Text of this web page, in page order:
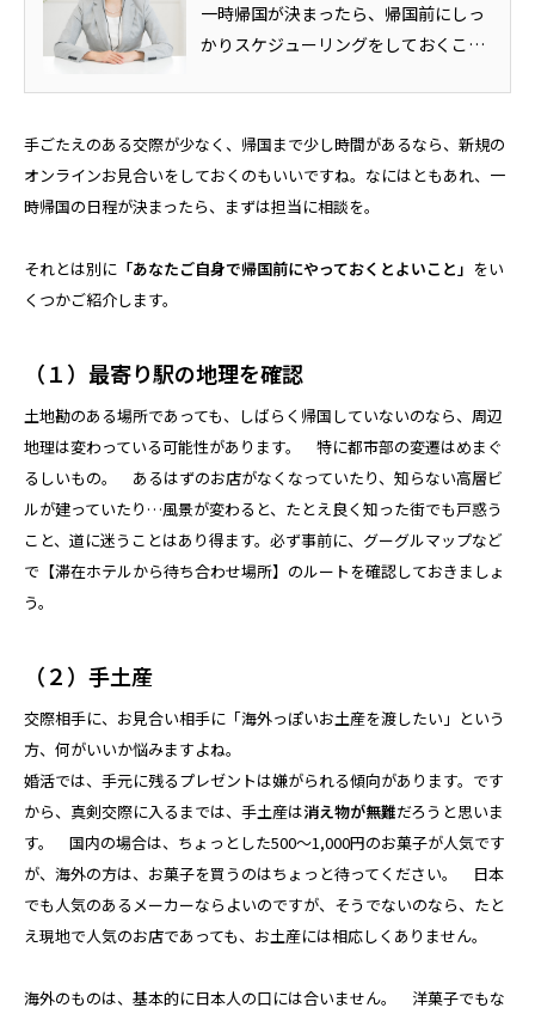
一時帰国が決まったら、帰国前にしっ
かりスケジューリングをしておくこと
手ごたえのある交際が少なく、帰国まで少し時間があるなら、新規の
オンラインお見合いをしておくのもいいですね。なにはともあれ、一
時帰国の日程が決まったら、まずは担当に相談を。
それとは別に 「あなたご自身で帰国前にやっておくとよいこと」 をい
くつかご紹介します。
（１）最寄り駅の地理を確認
土地勘のある場所であっても、しばらく帰国していないのなら、周辺
地理は変わっている可能性があります。 特に都市部の変遷はめまぐ
るしいもの。 あるはずのお店がなくなっていたり、知らない高層ビ
ルが建っていたり…風景が変わると、たとえ良く知った街でも戸惑う
こと、道に迷うことはあり得ます。必ず事前に、グーグルマップなど
で【滞在ホテルから待ち合わせ場所】のルートを確認しておきましょ
う。
（２）手土産
交際相手に、お見合い相手に「海外っぽいお土産を渡したい」という
方、何がいいか悩みますよね。
婚活では、手元に残るプレゼントは嫌がられる傾向があります。です
から、真剣交際に入るまでは、手土産は消え物が無難だろうと思いま
す。 国内の場合は、ちょっとした500～1,000円のお菓子が人気です
が、海外の方は、お菓子を買うのはちょっと待ってください。 日本
でも人気のあるメーカーならよいのですが、そうでないのなら、たと
え現地で人気のお店であっても、お土産には相応しくありません。
海外のものは、基本的に日本人の口には合いません。 洋菓子でもな